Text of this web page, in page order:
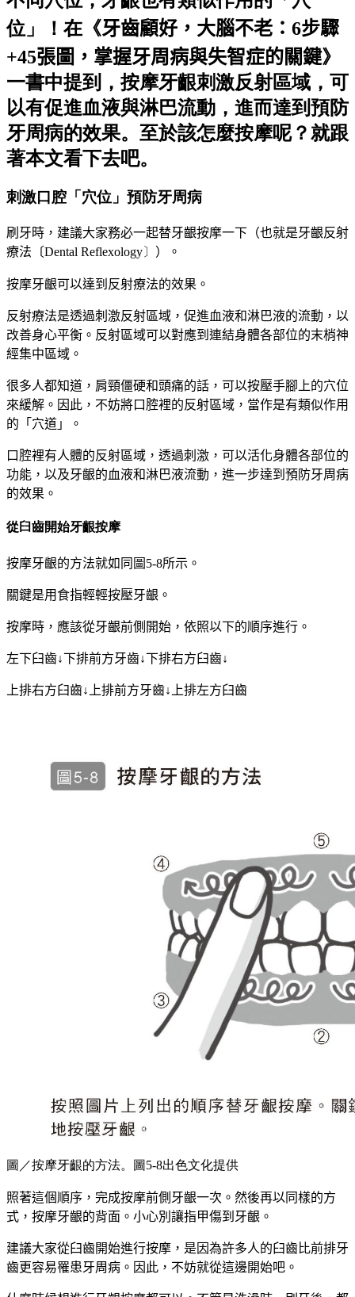
位」！在《牙齒顧好，大腦不老：6步驟
+45張圖，掌握牙周病與失智症的關鍵》
一書中提到，按摩牙齦刺激反射區域，可
以有促進血液與淋巴流動，進而達到預防
牙周病的效果。至於該怎麼按摩呢？就跟
著本文看下去吧。
刺激口腔「穴位」預防牙周病
刷牙時，建議大家務必一起替牙齦按摩一下（也就是牙齦反射
療法〔Dental Reflexology〕 ）。
按摩牙齦可以達到反射療法的效果。
反射療法是透過刺激反射區域，促進血液和淋巴液的流動，以
改善身心平衡。反射區域可以對應到連結身體各部位的末梢神
經集中區域。
很多人都知道，肩頸僵硬和頭痛的話，可以按壓手腳上的穴位
來緩解。因此，不妨將口腔裡的反射區域，當作是有類似作用
的「穴道」。
口腔裡有人體的反射區域，透過刺激，可以活化身體各部位的
功能，以及牙齦的血液和淋巴液流動，進一步達到預防牙周病
的效果。
從臼齒開始牙齦按摩
按摩牙齦的方法就如同圖 5-8所示。
關鍵是用食指輕輕按壓牙齦。
按摩時，應該從牙齦前側開始，依照以下的順序進行。
左下臼齒↓下排前方牙齒↓下排右方臼齒↓
上排右方臼齒↓上排前方牙齒↓上排左方臼齒
圖／按摩牙齦的方法。圖5-8出色文化提供
照著這個順序，完成按摩前側牙齦一次。然後再以同樣的方
式，按摩牙齦的背面。小心別讓指甲傷到牙齦。
建議大家從臼齒開始進行按摩，是因為許多人的臼齒比前排牙
齒更容易罹患牙周病。因此，不妨就從這邊開始吧。